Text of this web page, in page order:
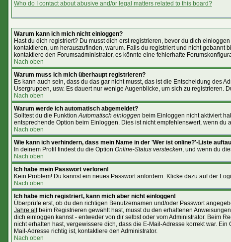
Who do I contact about abusive and/or legal matters related to this board?
Warum kann ich mich nicht einloggen?
Hast du dich registriert? Du musst dich erst registrieren, bevor du dich
kontaktieren, um herauszufinden, warum. Falls du registriert und nicht
kontaktiere den Forumsadministrator, es könnte eine fehlerhafte
Nach oben
Warum muss ich mich überhaupt registrieren?
Es kann auch sein, dass du das gar nicht musst, das ist die Entscheidung des
Usergruppen, usw. Es dauert nur wenige Augenblicke, um sich zu registrieren.
Nach oben
Warum werde ich automatisch abgemeldet?
Solltest du die FunktionAutomatisch einloggen beim Einloggen nicht aktiviert
entsprechende Option beim Einloggen. Dies ist nicht empfehlenswert, wenn
Nach oben
Wie kann ich verhindern, dass mein Name in der 'Wer ist online?'-Liste
In deinem Profil findest du die Option Online-Status verstecken, und wenn du
Nach oben
Ich habe mein Passwort verloren!
Kein Problem! Du kannst ein neues Passwort anfordern. Klicke dazu auf der
Nach oben
Ich habe mich registriert, kann mich aber nicht einloggen!
Überprüfe erst, ob du den richtigen Benutzernamen und/oder Passwort
Jahre altbeim Registrieren gewählt hast, musst du den erhaltenen
dich einloggen kannst - entweder von dir selbst oder vom Administrator. Beim
nicht erhalten hast, vergewissere dich, dass die E-Mail-Adresse korrekt war.
Mail-Adresse richtig ist, kontaktiere den Administrator.
Nach oben